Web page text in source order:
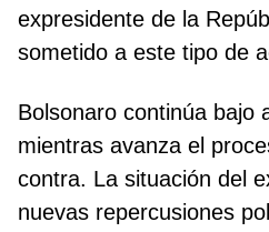
expresidente de la
sometido a este tipo de
Bolsonaro continúa bajo
mientras avanza el
contra. La situación del
nuevas repercusiones